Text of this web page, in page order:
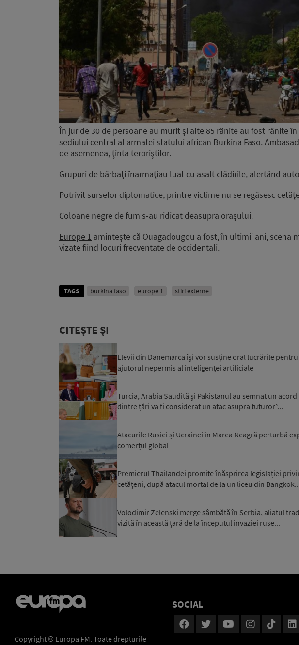
În jur de 30 de persoane au murit şi alte 85 rănite au fost rănite
sediului central al armatei statului african Burkina Faso.
de asemenea, ţinta teroriştilor.
Grupuri de bărbaţi înarmaţiau luat cu asalt clădirile, alertând
Potrivit surselor diplomatice, printre victime nu se regăsesc
Coloane negre de fum s-au ridicat deasupra oraşului.
Europe 1 aminteşte că Ouagadougou a fost, în ultimii ani, scena
vizate fiind locuri frecventate de occidentali.
TAGS burkina faso europe 1 stiri externe
CITEȘTE ȘI
Elevii din Danemarca își vor susține oral lucrările
ajutorul nepermis al inteligenței artificiale
Turcia, Arabia Saudită și Pakistanul au semnat un
dintre țări va fi considerat un atac asupra tuturor”...
Atacurile Rusiei și Ucrainei în Marea Neagră perturbă
comerțul global
Premierul Thailandei promite înăsprirea legislației
cetățeni, după atacul mortal de la un liceu din
Volodimir Zelenski merge sâmbătă în Serbia, aliatul
vizită în această țară de la începutul invaziei ruse...
Copyright © Europa FM. Toate drepturile
SOCIAL